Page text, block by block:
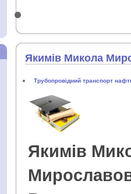
Якимів Микола
Трубопровідний транспорт
Якимів